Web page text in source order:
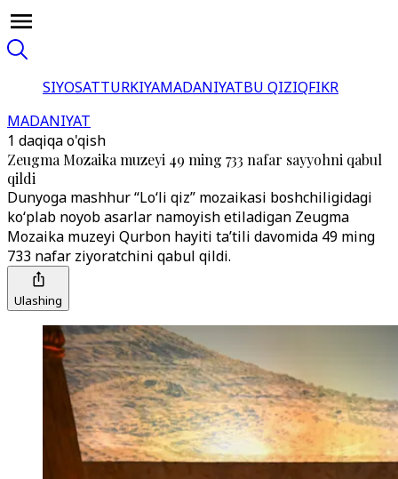
SIYOSATTURKIYAMADANIYATBU QIZIQFIKR
MADANIYAT
1 daqiqa o'qish
Zeugma Mozaika muzeyi 49 ming 733 nafar sayyohni qabul
qildi
Dunyoga mashhur “Lo‘li qiz” mozaikasi boshchiligidagi
ko‘plab noyob asarlar namoyish etiladigan Zeugma
Mozaika muzeyi Qurbon hayiti ta’tili davomida 49 ming
733 nafar ziyoratchini qabul qildi.
Ulashing